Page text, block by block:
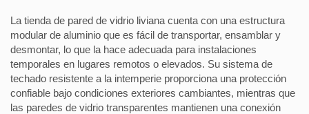
La tienda de pared de vidrio liviana cuenta con una estructura
modular de aluminio que es fácil de transportar, ensamblar y
desmontar, lo que la hace adecuada para instalaciones
temporales en lugares remotos o elevados. Su sistema de
techado resistente a la intemperie proporciona una protección
confiable bajo condiciones exteriores cambiantes, mientras que
las paredes de vidrio transparentes mantienen una conexión